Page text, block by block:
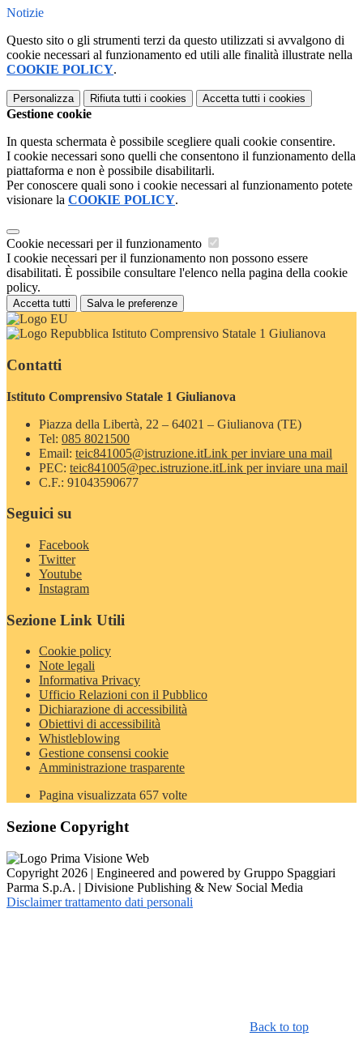
Notizie
Questo sito o gli strumenti terzi da questo utilizzati si avvalgono di
cookie necessari al funzionamento ed utili alle finalità illustrate nella
COOKIE POLICY.
Personalizza Rifiuta tutti i cookies Accetta tutti i cookies
Gestione cookie
In questa schermata è possibile scegliere quali cookie consentire.
I cookie necessari sono quelli che consentono il funzionamento della
piattaforma e non è possibile disabilitarli.
Per conoscere quali sono i cookie necessari al funzionamento potete
visionare la COOKIE POLICY.
Cookie necessari per il funzionamento
I cookie necessari per il funzionamento non possono essere
disabilitati. È possibile consultare l'elenco nella pagina della cookie
policy.
Accetta tutti Salva le preferenze
Istituto Comprensivo Statale 1 Giulianova
Contatti
Istituto Comprensivo Statale 1 Giulianova
Piazza della Libertà, 22 – 64021 – Giulianova (TE)
Tel: 085 8021500
Email: teic841005@istruzione.itLink per inviare una mail
PEC: teic841005@pec.istruzione.itLink per inviare una mail
C.F.: 91043590677
Seguici su
Facebook
Twitter
Youtube
Instagram
Sezione Link Utili
Cookie policy
Note legali
Informativa Privacy
Ufficio Relazioni con il Pubblico
Dichiarazione di accessibilità
Obiettivi di accessibilità
Whistleblowing
Gestione consensi cookie
Amministrazione trasparente
Pagina visualizzata 657 volte
Sezione Copyright
Copyright 2026 | Engineered and powered by Gruppo Spaggiari
Parma S.p.A. | Divisione Publishing & New Social Media
Disclaimer trattamento dati personali
Back to top